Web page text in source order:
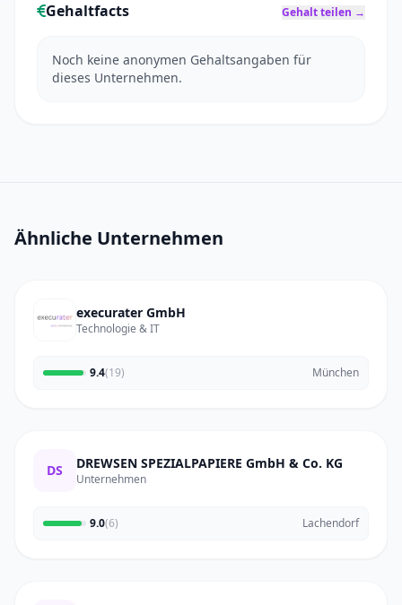
Gehaltfacts Gehalt teilen →
Noch keine anonymen Gehaltsangaben für
dieses Unternehmen.
Ähnliche Unternehmen
execurater GmbH
Technologie & IT
9.4(19) München
DS DREWSEN SPEZIALPAPIERE GmbH & Co. KG
Unternehmen
9.0(6) Lachendorf